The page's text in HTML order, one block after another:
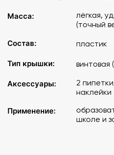
Масса:
лёгкая,
(точный
Состав:
пластик
Тип крышки: винтовая
Аксессуары:
2
наклейки
Применение:
школе и